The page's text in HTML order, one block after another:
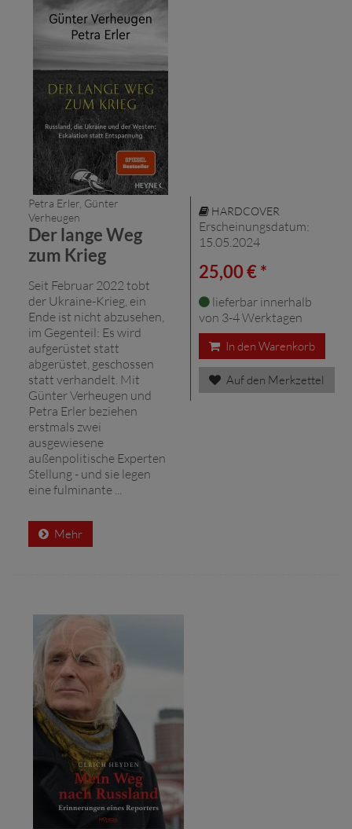
Petra Erler, Günter
Verheugen
Der lange Weg
zum Krieg
Seit Februar 2022 tobt
der Ukraine-Krieg, ein
Ende ist nicht abzusehen,
im Gegenteil: Es wird
aufgerüstet statt
abgerüstet, geschossen
statt verhandelt. Mit
Günter Verheugen und
Petra Erler beziehen
erstmals zwei
ausgewiesene
außenpolitische Experten
Stellung - und sie legen
eine fulminante ...
Mehr
HARDCOVER
Erscheinungsdatum:
15.05.2024
25,00 € *
lieferbar innerhalb
von 3-4 Werktagen
In den Warenkorb
Auf den Merkzettel